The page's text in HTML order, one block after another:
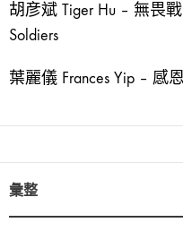
胡彦斌 Tiger Hu – 無畏戰
Soldiers
葉麗儀 Frances Yip – 感
彙整